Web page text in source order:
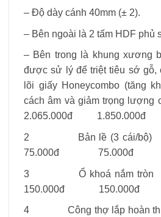
– Độ dày cánh 40mm (± 2).
– Bên ngoài là 2 tấm HDF phủ
– Bên trong là khung xương
được sử lý để triệt tiêu sớ gỗ,
lõi giấy Honeycombo (tăng
cách âm và giảm trọng
2.065.000đ 1.850.000đ
2 Bản lề (3
75.000đ 75.000đ
3 Ổ khoá
150.000đ 150.000đ
4 Công thợ lắp hoàn